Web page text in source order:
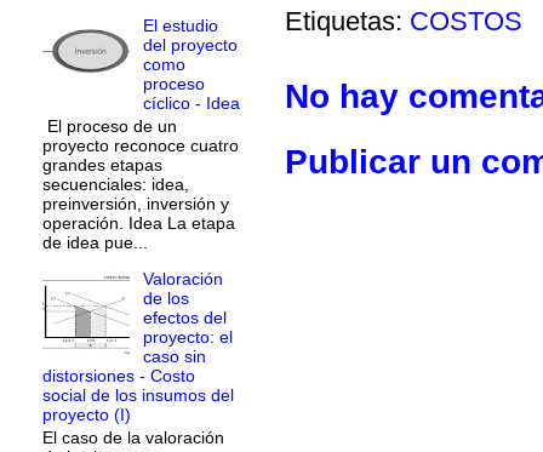
Etiquetas: COSTOS
No hay
Publicar un
El estudio
del proyecto
como
proceso
cíclico - Idea
El proceso de un
proyecto reconoce cuatro
grandes etapas
secuenciales: idea,
preinversión, inversión y
operación. Idea La etapa
de idea pue...
Valoración
de los
efectos del
proyecto: el
caso sin
distorsiones - Costo
social de los insumos del
proyecto (I)
El caso de la valoración